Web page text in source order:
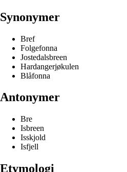
Synonymer
Bref
Folgefonna
Jostedalsbreen
Hardangerjøkulen
Blåfonna
Antonymer
Bre
Isbreen
Isskjold
Isfjell
Etymologi